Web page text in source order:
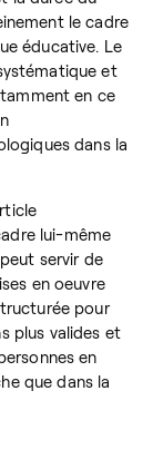
le cadre
éducative. Le
et
en ce
dans la
lui-même
servir de
en oeuvre
pour
plus valides et
en
que dans la